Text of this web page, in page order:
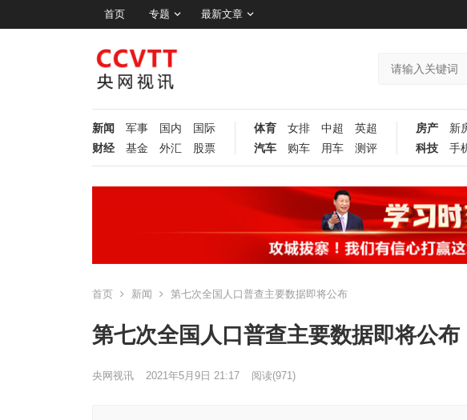
首页 专题 最新文章
新闻 军事 国内
国际
财经
基金 外汇 股票
体育 女排 中超
英超
汽车
购车 用车 测评
房产 新
科技
手
首页 新闻 第七次全国人口普查主要数据即将公布
第七次全国人口普查主要数据即将公布
央网视讯 2021年5月9日 21:17 阅读(971)